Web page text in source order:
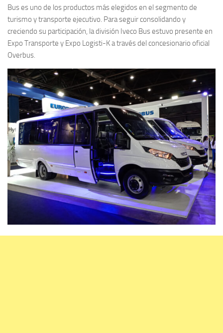
Bus es uno de los productos más elegidos en el segmento de
turismo y transporte ejecutivo. Para seguir consolidando y
creciendo su participación, la división Iveco Bus estuvo presente en
Expo Transporte y Expo Logisti-K a través del concesionario oficial
Overbus.